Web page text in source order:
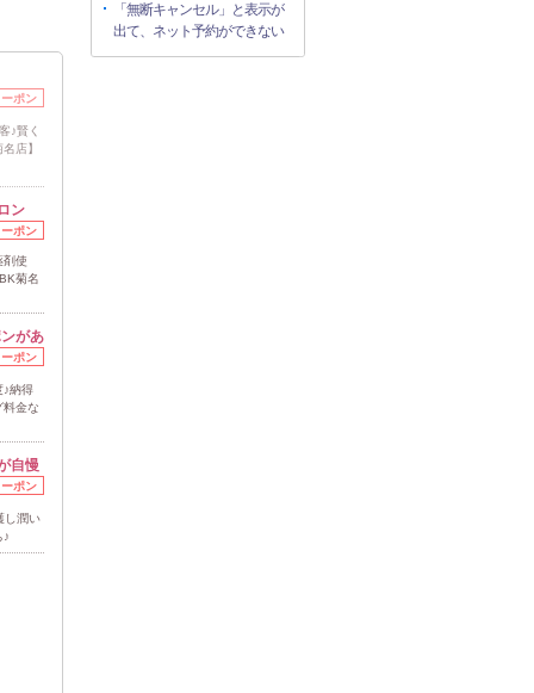
ポン
♪賢く
店】
ン
ポン
剤使
菊名
があ
ポン
♪納得
金な
自慢
ポン
し潤い
♪
「無断キャンセル」と表示が
出て、ネット予約ができない